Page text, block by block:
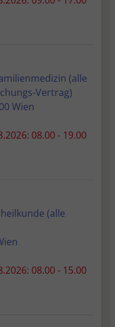
(alle
Vertrag)
Wien
08.00 - 19.00
(alle
08.00 - 15.00